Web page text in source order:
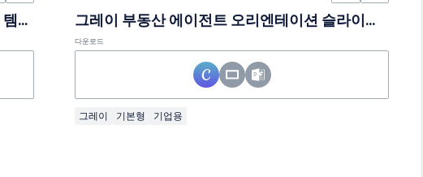
귀여운 종교적 부활절 전통 워크숍 슬라이드 템플릿 그레이 부동산 에이전트 오리엔테이션 슬라이드 템플릿
다운로드
그레이 기본형 기업용